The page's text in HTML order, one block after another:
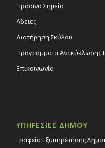
Πράσινο Σημείο
Άδειες
Διατήρηση Σκύλου
Προγράμματα Ανακύκλωσης
Επικοινωνία
ΥΠΗΡΕΣΙΕΣ ΔΗΜΟΥ
Γραφείο Εξυπηρέτησης